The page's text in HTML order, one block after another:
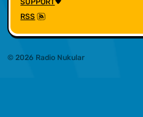
RSS
© 2026 Radio Nukular